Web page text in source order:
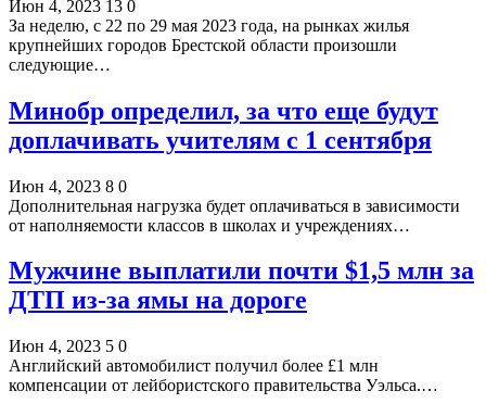
Июн 4, 2023 13 0
За неделю, с 22 по 29 мая 2023 года, на рынках жилья
крупнейших городов Брестской области произошли
следующие…
Минобр определил, за что еще будут
доплачивать учителям с 1 сентября
Июн 4, 2023 8 0
Дополнительная нагрузка будет оплачиваться в зависимости
от наполняемости классов в школах и учреждениях…
Мужчине выплатили почти $1,5 млн за
ДТП из-за ямы на дороге
Июн 4, 2023 5 0
Английский автомобилист получил более £1 млн
компенсации от лейбористского правительства Уэльса.…